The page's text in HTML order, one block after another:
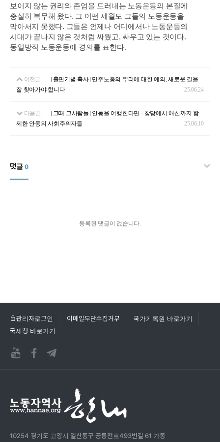
보이지 않는 권리와 존엄을 드러내는 노동운동의 본질에
충실히 복무해 왔다. 그 어떤 세월도 그들의 노동운동을
막아서지 못했다. 그들은 언제나 어디에서나 노동운동의
시대가 끝나지 않은 것처럼 싸웠고, 싸우고 있는 것이다.
동일방직 노동운동에 경의를 표한다.
이전글
[출판기념 축사] 민주노총의 뿌리에 대한 예의, 새로운 길을
잘 찾아가야 합니다
25.06.24
다음글
[그때 그사람들] 안동을 여행한다면 - 창당에서 해산까지 함
께한 안동의 사회주의자들
25.06.10
댓글 0
등록된 댓글이 없습니다.
관리자로그인 이메일무단수집거부
국가기록원 바로가기
국세청 바로가기
10254 경기도 고양시 일산동구 공릉천로493번길 61 가동